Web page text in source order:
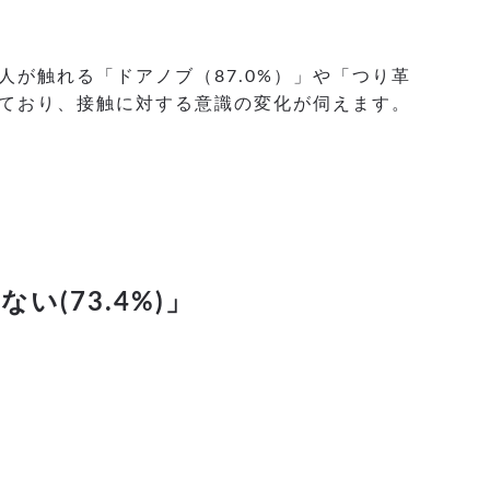
が触れる「ドアノブ（87.0%）」や「つり革
り、接触に対する意識の変化が伺えます。
い(73.4%)」